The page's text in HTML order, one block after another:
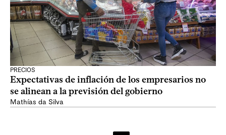
PRECIOS
Expectativas de inflación de los empresarios no
se alinean a la previsión del gobierno
Mathías da Silva